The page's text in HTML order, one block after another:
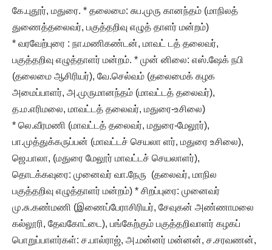
கே.புதூர், மதுரை. * தலைமை: சுப.முரு கானந்தம் (மாநிலத்
துணைத்தலைவர், பகுத்தறிவு எழுத் தாளர் மன்றம்)
* வரவேற்புரை : நா.மணிகண்டன், மாவட் டத் தலைவர்,
பகுத்தறிவு எழுத்தாளர் மன்றம். * முன் னிலை: எஸ்.ஷேக் நபி
(தலைமை ஆசிரியர்), வே.செல்வம் (தலைமைக் கழக
அமைப்பாளர், அ.முருமானந்தம் (மாவட்டத் தலைவர்),
த.ம.எரிமலை, மாவட்டத் தலைவர், மதுரை-உசிலை)
* லெ.வீரமணி (மாவட்டத் தலைவர், மதுரை-மேலூர்),
பா.முத்துக்கருப்பன் (மாவட்டச் செயலா ளர், மதுரை உசிலை),
ஜெ.பாலா, (மதுரை மேலூர் மாவட்டச் செயலாளர்),
தொடக்கவுரை: முனைவர் வா.நேரு (தலைவர், மாநில
பகுத்தறிவு எழுத்தாளர் மன்றம்) * சிறப்புரை: முனைவர்
மு.சு.கண்மணி (இணைப்பேராசிரியர், சேவுகன் அண்ணாமலை
கல்லூரி, தேவகோட்டை), பங்கேற்கும் பகுத்தறிவாளர் கழகப்
பொறுப்பாளர்கள்: ச.பால்ராஜ், அ.மன்னர் மன்னன், ச.சரவணன்,